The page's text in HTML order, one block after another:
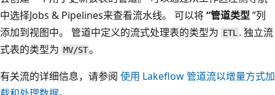
中选择Jobs & Pipelines来查看流水线。 可以将“管道类型”列
添加到视图中。 管道中定义的流式处理表的类型为 ETL . 独立流
式表的类型为 MV/ST。
有关流的详细信息，请参阅 使用 Lakeflow 管道流以增量方式加